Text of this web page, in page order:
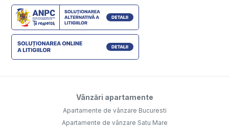
Vânzări apartamente
Apartamente de vânzare Bucuresti
Apartamente de vânzare Satu Mare